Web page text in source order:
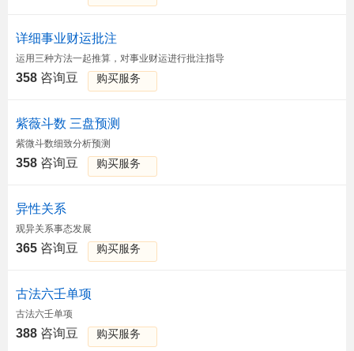
详细事业财运批注
运用三种方法一起推算，对事业财运进行批注指导
358 咨询豆 购买服务
紫薇斗数 三盘预测
紫微斗数细致分析预测
358 咨询豆 购买服务
异性关系
观异关系事态发展
365 咨询豆 购买服务
古法六壬单项
古法六壬单项
388 咨询豆 购买服务